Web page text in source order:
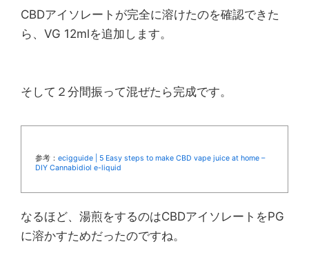
CBDアイソレートが完全に溶けたのを確認できた
ら、VG 12mlを追加します。
そして２分間振って混ぜたら完成です。
参考： ecigguide | 5 Easy steps to make CBD vape juice at home –
DIY Cannabidiol e-liquid
なるほど、湯煎をするのはCBDアイソレートをPG
に溶かすためだったのですね。